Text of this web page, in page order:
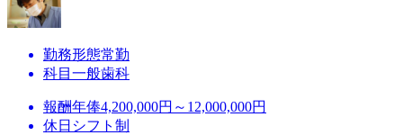
勤務形態常勤
科目 一般歯科
報酬年俸4,200,000円～12,000,000円
休日 シフト制